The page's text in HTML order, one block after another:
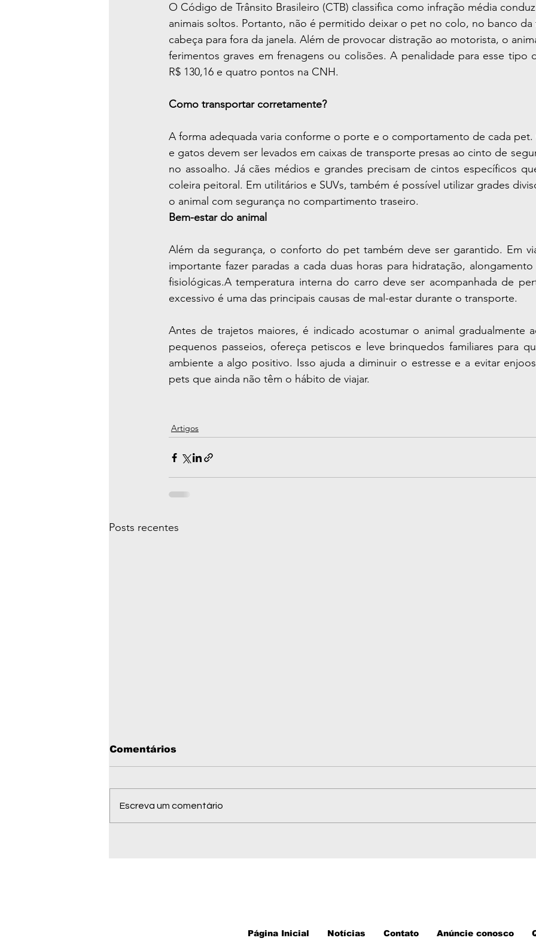
O Código de Trânsito Brasileiro (CTB) classifica como infração média
animais soltos. Portanto, não é permitido deixar o pet no colo, no banco da
cabeça para fora da janela. Além de provocar distração ao motorista, o
ferimentos graves em frenagens ou colisões. A penalidade para esse tipo
R$ 130,16 e quatro pontos na CNH.
Como transportar corretamente?
A forma adequada varia conforme o porte e o comportamento de cada pet.
e gatos devem ser levados em caixas de transporte presas ao cinto de
no assoalho. Já cães médios e grandes precisam de cintos específicos
coleira peitoral. Em utilitários e SUVs, também é possível utilizar grades
o animal com segurança no compartimento traseiro.
Bem-estar do animal
Além da segurança, o conforto do pet também deve ser garantido. Em
importante fazer paradas a cada duas horas para hidratação, alongamento
fisiológicas.A temperatura interna do carro deve ser acompanhada de
excessivo é uma das principais causas de mal-estar durante o transporte.
Antes de trajetos maiores, é indicado acostumar o animal gradualmente
pequenos passeios, ofereça petiscos e leve brinquedos familiares para
ambiente a algo positivo. Isso ajuda a diminuir o estresse e a evitar
pets que ainda não têm o hábito de viajar.
Artigos
Posts recentes
Comentários
Escreva um comentário
Página Inicial Notícias Contato Anúncie conosco